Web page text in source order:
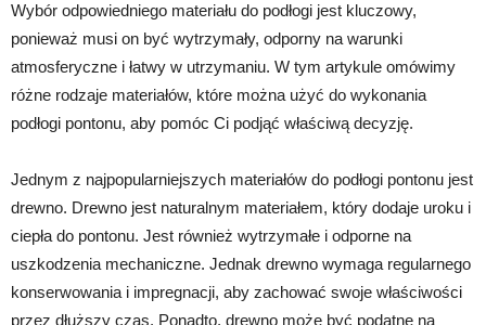
Wybór odpowiedniego materiału do podłogi jest kluczowy,
ponieważ musi on być wytrzymały, odporny na warunki
atmosferyczne i łatwy w utrzymaniu. W tym artykule omówimy
różne rodzaje materiałów, które można użyć do wykonania
podłogi pontonu, aby pomóc Ci podjąć właściwą decyzję.
Jednym z najpopularniejszych materiałów do podłogi pontonu jest
drewno. Drewno jest naturalnym materiałem, który dodaje uroku i
ciepła do pontonu. Jest również wytrzymałe i odporne na
uszkodzenia mechaniczne. Jednak drewno wymaga regularnego
konserwowania i impregnacji, aby zachować swoje właściwości
przez dłuższy czas. Ponadto, drewno może być podatne na